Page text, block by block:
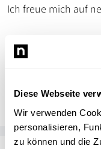
Diese Webseite
Wir verwenden
personalisieren,
zu können und die
Ich freue mich auf